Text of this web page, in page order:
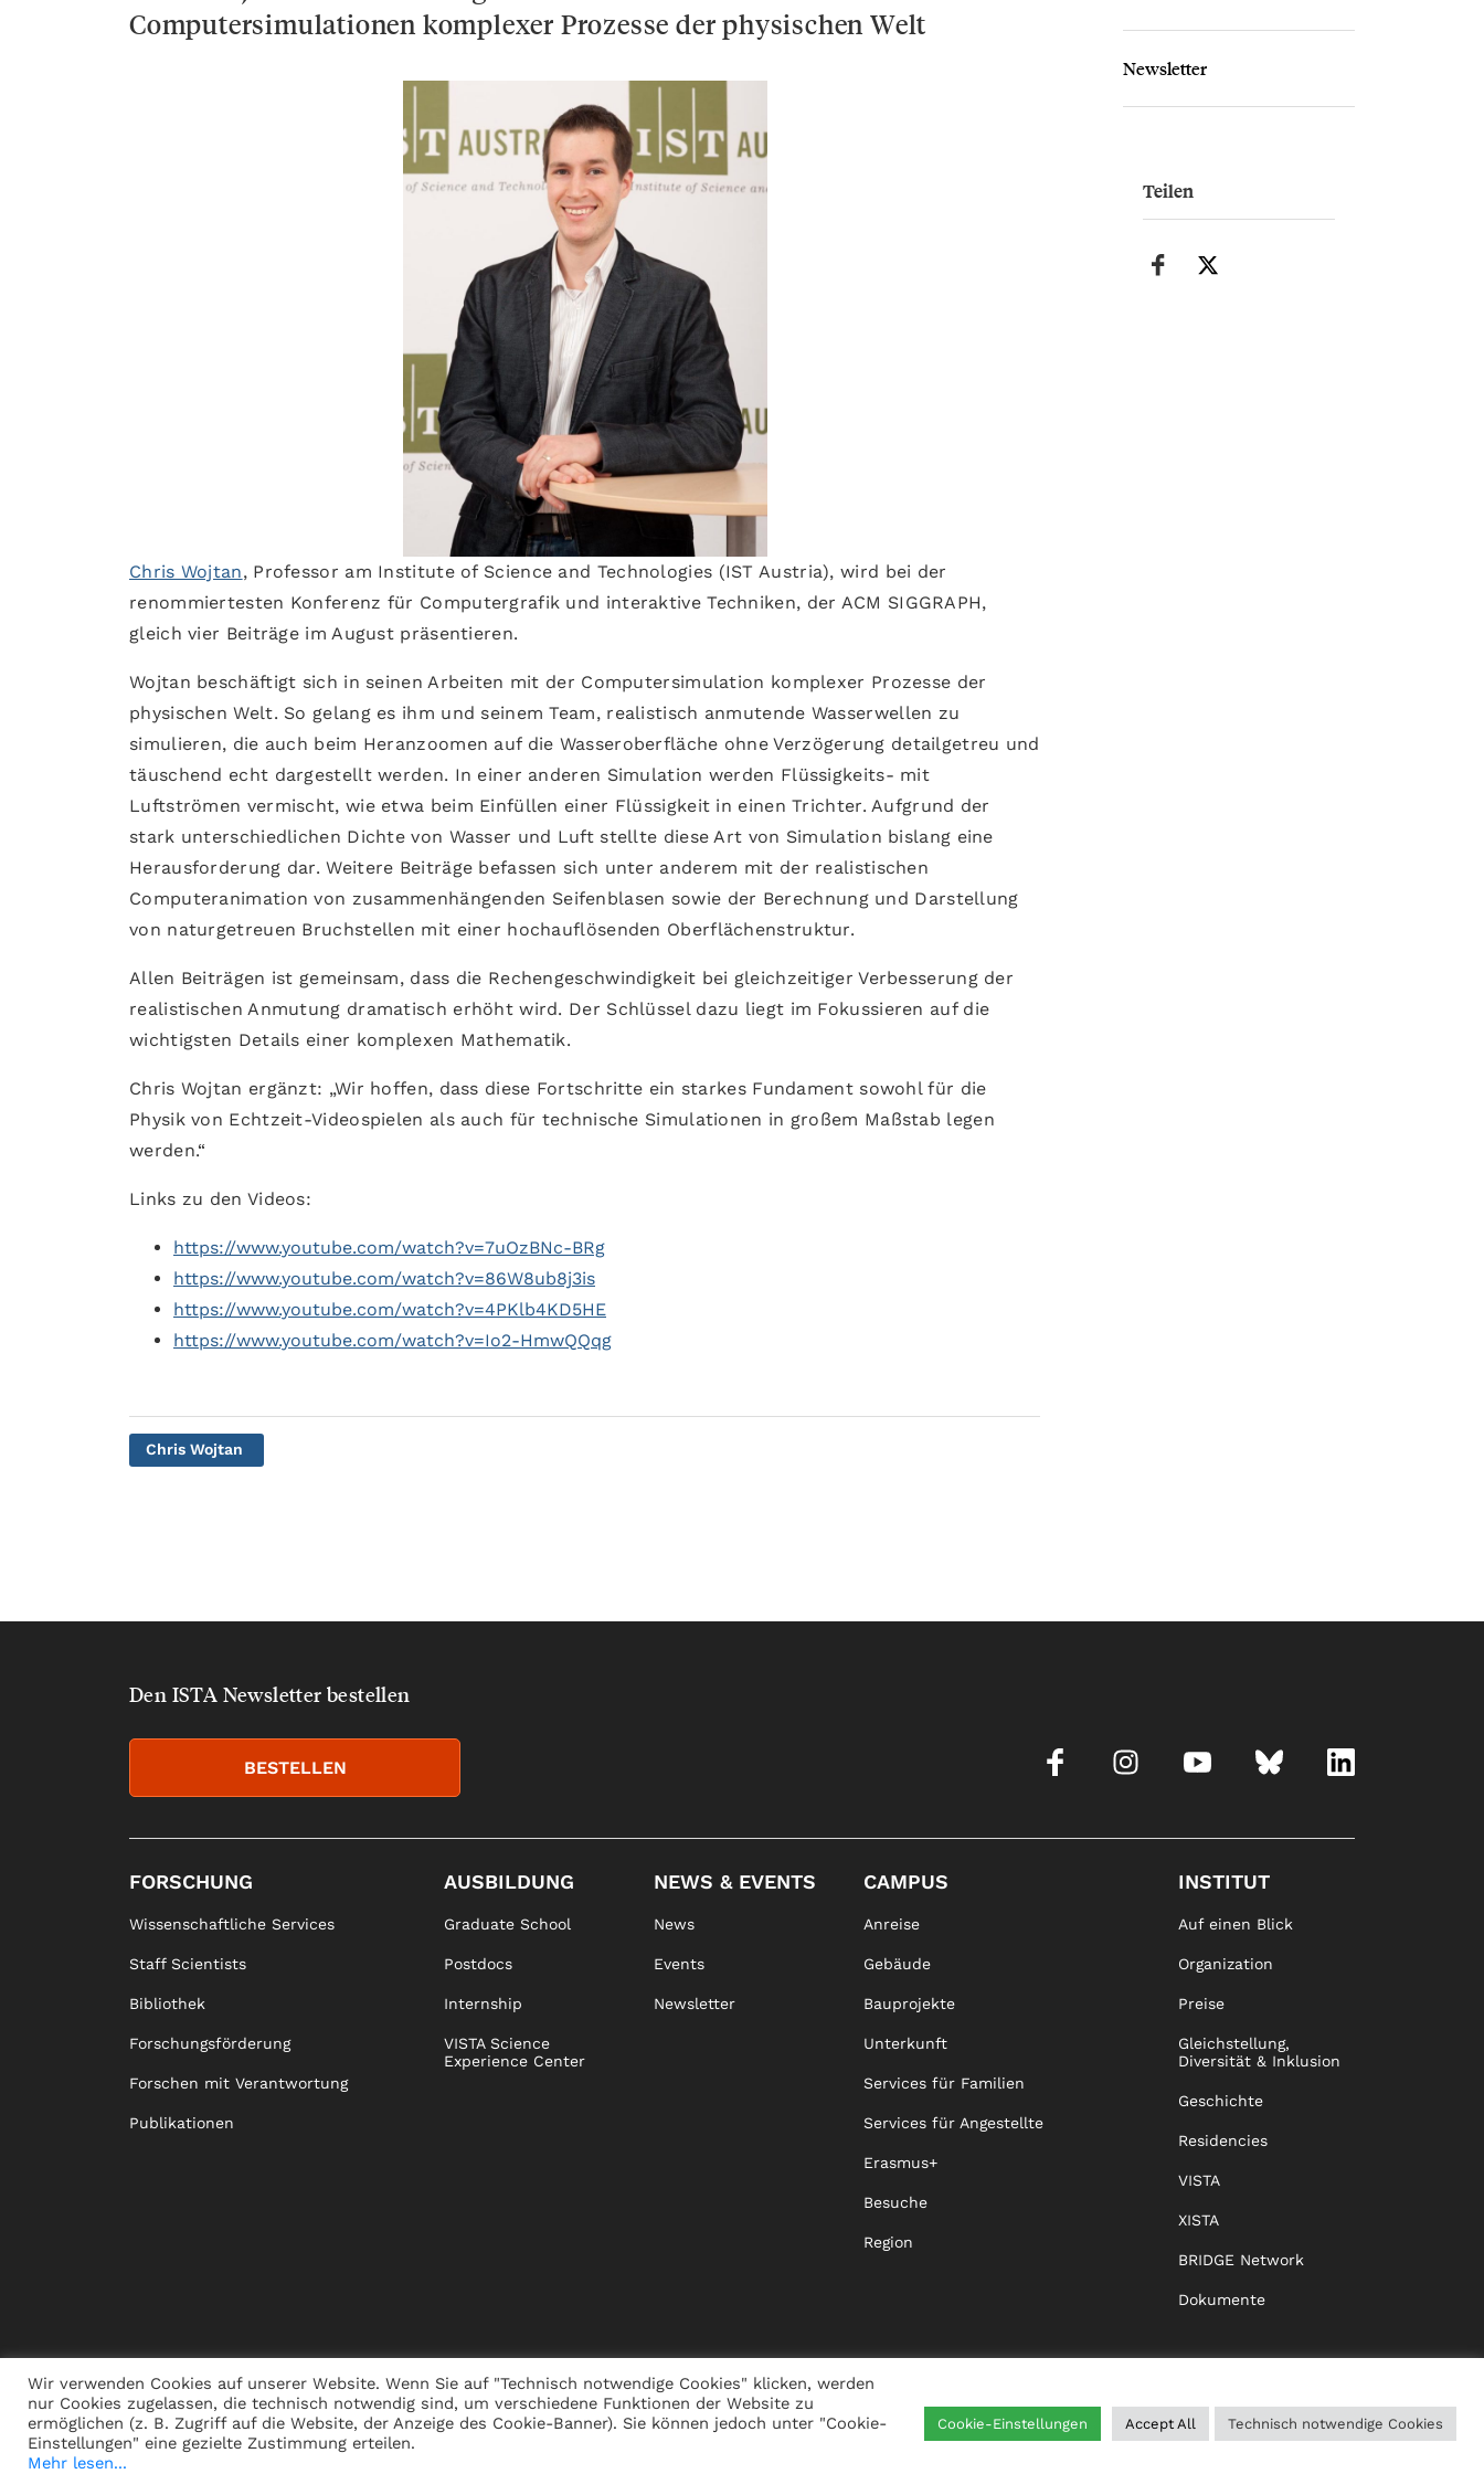
Computersimulationen komplexer Prozesse der physischen Welt
Chris Wojtan, Professor am Institute of Science and Technologies (IST Austria), wird bei der
renommiertesten Konferenz für Computergrafik und interaktive Techniken, der ACM SIGGRAPH,
gleich vier Beiträge im August präsentieren.
Wojtan beschäftigt sich in seinen Arbeiten mit der Computersimulation komplexer Prozesse der
physischen Welt. So gelang es ihm und seinem Team, realistisch anmutende Wasserwellen zu
simulieren, die auch beim Heranzoomen auf die Wasseroberfläche ohne Verzögerung detailgetreu und
täuschend echt dargestellt werden. In einer anderen Simulation werden Flüssigkeits- mit
Luftströmen vermischt, wie etwa beim Einfüllen einer Flüssigkeit in einen Trichter. Aufgrund der
stark unterschiedlichen Dichte von Wasser und Luft stellte diese Art von Simulation bislang eine
Herausforderung dar. Weitere Beiträge befassen sich unter anderem mit der realistischen
Computeranimation von zusammenhängenden Seifenblasen sowie der Berechnung und Darstellung
von naturgetreuen Bruchstellen mit einer hochauflösenden Oberflächenstruktur.
Allen Beiträgen ist gemeinsam, dass die Rechengeschwindigkeit bei gleichzeitiger Verbesserung der
realistischen Anmutung dramatisch erhöht wird. Der Schlüssel dazu liegt im Fokussieren auf die
wichtigsten Details einer komplexen Mathematik.
Chris Wojtan ergänzt: „Wir hoffen, dass diese Fortschritte ein starkes Fundament sowohl für die
Physik von Echtzeit-Videospielen als auch für technische Simulationen in großem Maßstab legen
werden.“
Links zu den Videos:
https://www.youtube.com/watch?v=7uOzBNc-BRg
https://www.youtube.com/watch?v=86W8ub8j3is
https://www.youtube.com/watch?v=4PKlb4KD5HE
https://www.youtube.com/watch?v=Io2-HmwQQqg
Chris Wojtan
Newsletter
Teilen
Den ISTA Newsletter bestellen
BESTELLEN
FORSCHUNG
Wissenschaftliche Services
Staff Scientists
Bibliothek
Forschungsförderung
Forschen mit Verantwortung
Publikationen
AUSBILDUNG
Graduate School
Postdocs
Internship
VISTA Science
Experience Center
NEWS & EVENTS
News
Events
Newsletter
CAMPUS
Anreise
Gebäude
Bauprojekte
Unterkunft
Services für Familien
Services für Angestellte
Erasmus+
Besuche
Region
INSTITUT
Auf einen Blick
Organization
Preise
Gleichstellung,
Diversität & Inklusion
Geschichte
Residencies
VISTA
XISTA
BRIDGE Network
Dokumente
PRESSE JOBS SPENDEN ALUMNI WHISTLEBLOWING HILFE IMPRESSUM DATENSCHUTZ AGB
Wir verwenden Cookies auf unserer Website. Wenn Sie auf "Technisch notwendige Cookies" klicken, werden
nur Cookies zugelassen, die technisch notwendig sind, um verschiedene Funktionen der Website zu
ermöglichen (z. B. Zugriff auf die Website, der Anzeige des Cookie-Banner). Sie können jedoch unter "Cookie-
Einstellungen" eine gezielte Zustimmung erteilen.
Mehr lesen...
Cookie-Einstellungen Accept All Technisch notwendige Cookies